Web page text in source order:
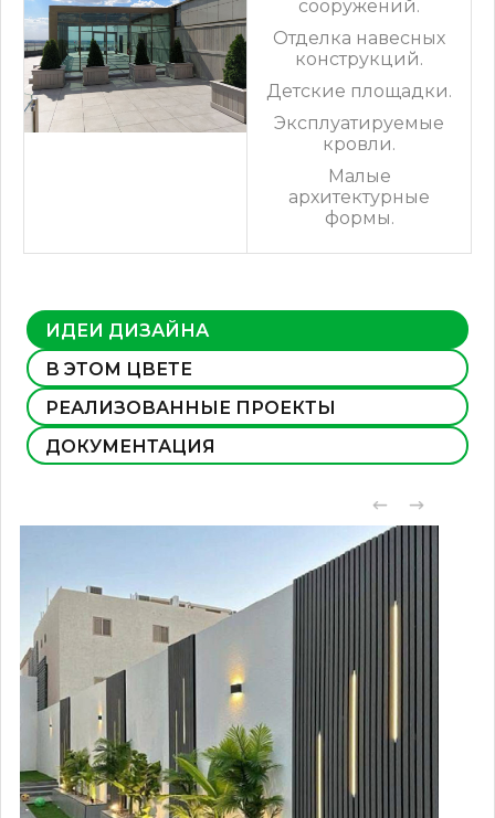
сооружений.
Отделка навесных
конструкций.
Детские площадки.
Эксплуатируемые
кровли.
Малые
архитектурные
формы.
ИДЕИ ДИЗАЙНА
В ЭТОМ ЦВЕТЕ
РЕАЛИЗОВАННЫЕ ПРОЕКТЫ
ДОКУМЕНТАЦИЯ